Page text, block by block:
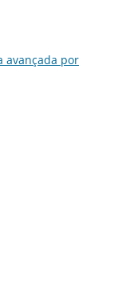
avançada por